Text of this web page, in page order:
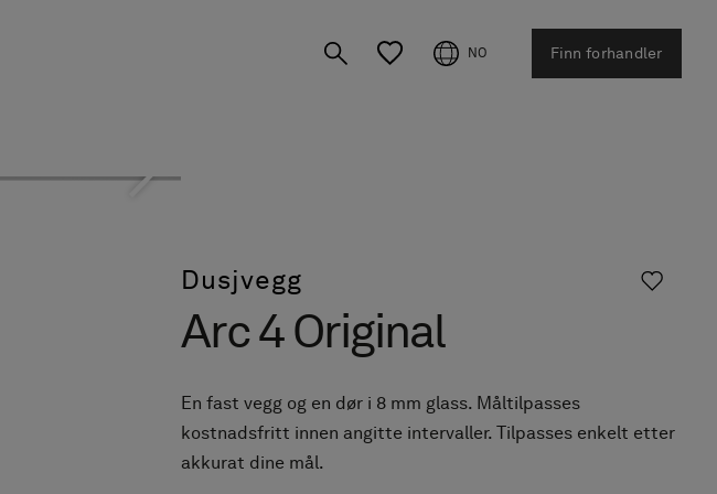
NO Finn forhandler
Dusjvegg
Arc 4 Original
En fast vegg og en dør i 8 mm glass. Måltilpasses
kostnadsfritt innen angitte intervaller. Tilpasses enkelt etter
akkurat dine mål.